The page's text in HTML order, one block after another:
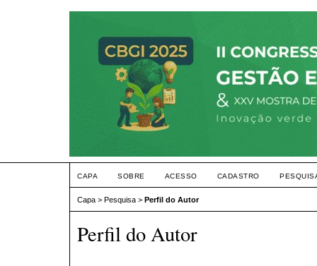
CAPA SOBRE ACESSO CADASTRO
Capa > Pesquisa > Perfil do Autor
Perfil do Autor